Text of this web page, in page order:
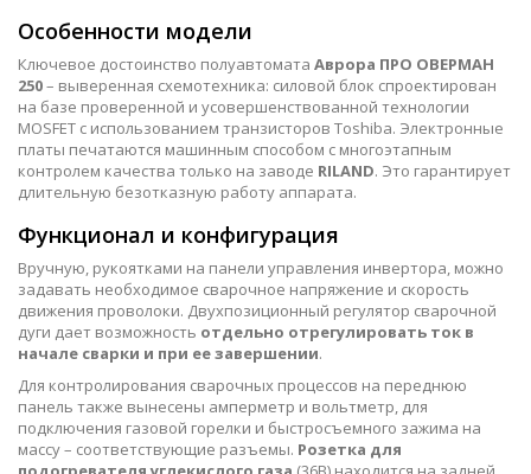
Особенности модели
Ключевое достоинство полуавтомата Аврора ПРО ОВЕРМАН
250– выверенная схемотехника: силовой блок спроектирован
на базе проверенной и усовершенствованной технологии
MOSFET с использованием транзисторов Toshiba. Электронные
платы печатаются машинным способом с многоэтапным
контролем качества только на заводе RILAND. Это гарантирует
длительную безотказную работу аппарата.
Функционал и конфигурация
Вручную, рукоятками на панели управления инвертора, можно
задавать необходимое сварочное напряжение и скорость
движения проволоки. Двухпозиционный регулятор сварочной
дуги дает возможность отдельно отрегулировать ток в
начале сварки и при ее завершении.
Для контролирования сварочных процессов на переднюю
панель также вынесены амперметр и вольтметр, для
подключения газовой горелки и быстросъемного зажима на
массу – соответствующие разъемы. Розетка для